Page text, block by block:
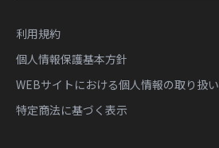
利用規約
個人情報保護基本方針
WEBサイトにおける個人情報の取り扱い
特定商法に基づく表示